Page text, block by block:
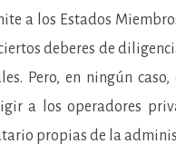
a los Estados
deberes de
Pero, en ningún caso,
a los operadores
propias de la